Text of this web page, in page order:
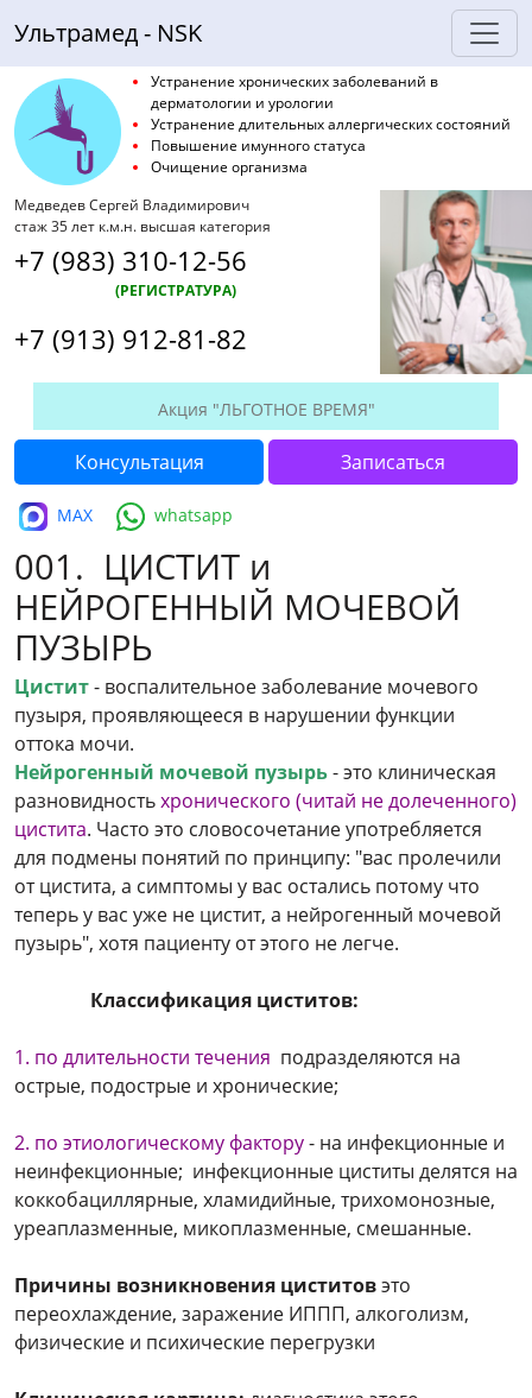
Ультрамед - NSK
Устранение хронических заболеваний в
дерматологии и урологии
Устранение длительных аллергических состояний
Повышение имунного статуса
Очищение организма
Медведев Сергей Владимирович
стаж 35 лет к.м.н. высшая категория
+7 (983) 310-12-56
(РЕГИСТРАТУРА)
+7 (913) 912-81-82
Акция "ЛЬГОТНОЕ ВРЕМЯ"
Консультация Записаться
MAX whatsapp
001. ЦИСТИТ и
НЕЙРОГЕННЫЙ МОЧЕВОЙ
ПУЗЫРЬ
Цистит- воспалительное заболевание мочевого
пузыря, проявляющееся в нарушении функции
оттока мочи.
Нейрогенный мочевой пузырь- это клиническая
разновидностьхронического (читай не долеченного)
цистита. Часто это словосочетание употребляется
для подмены понятий по принципу: "вас пролечили
от цистита, а симптомы у вас остались потому что
теперь у вас уже не цистит, а нейрогенный мочевой
пузырь", хотя пациенту от этого не легче.
Классификация циститов:
1. по длительности течения подразделяются на
острые, подострые и хронические;
2. по этиологическому фактору- на инфекционные и
неинфекционные; инфекционные циститы делятся на
коккобациллярные, хламидийные, трихомонозные,
уреаплазменные, микоплазменные, смешанные.
Причины возникновения циститовэто
переохлаждение, заражение ИППП, алкоголизм,
физические и психические перегрузки